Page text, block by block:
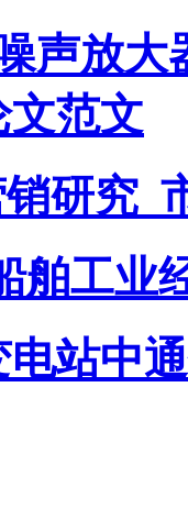
声放
范文
研究_
舶工业
站中